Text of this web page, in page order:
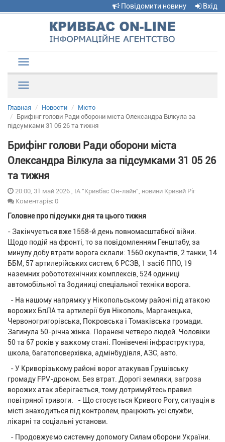
Повідомити новину Вхід
navigation
Главная Новости
Місто
Брифінг голови Ради оборони міста Олександра Вілкула за
підсумками 31 05 26 та тижня
Брифінг голови Ради оборони міста
Олександра Вілкула за підсумками 31 05 26
та тижня
20:00, 31 май 2026 , ІА "Кривбас Он-лайн", новини Кривий Ріг
Коментарів: 0
Головне про підсумки дня та цього тижня
- Закінчується вже 1558-й день повномасштабної війни.
Щодо подій на фронті, то за повідомленням Генштабу, за
минулу добу втрати ворога склали: 1560 окупантів, 2 танки, 14
ББМ, 57 артилерійських систем, 6 РСЗВ, 1 засіб ППО, 19
наземних робототехнічних комплексів, 524 одиниці
автомобільної та 3одиниці спеціальної техніки ворога.
- На нашому напрямку у Нікопольському районі під атакою
ворожих БпЛА та артилерії був Нікополь, Марганецька,
Червоногригорівська, Покровська і Томаківська громади.
Загинула 50-річна жінка. Поранені четверо людей. Чоловіки
50 та 67 років у важкому стані. Понівечені інфраструктура,
школа, багатоповерхівка, адмінбудівля, АЗС, авто.
- У Криворізькому районі ворог атакував Грушівську
громаду FPV-дроном. Без втрат. Дорогі земляки, загроза
ворожих атак зберігається, тому дотримуйтесь правил
повітряної тривоги. - Що стосується Кривого Рогу, ситуація в
місті знаходиться під контролем, працюють усі служби,
лікарні та соціальні установи.
- Продовжуємо системну допомогу Силам оборони України.